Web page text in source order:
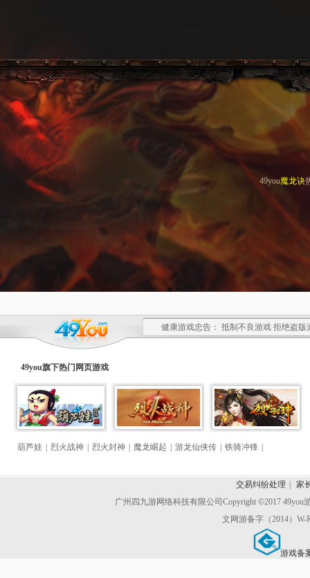
49you魔龙诀
健康游戏忠告： 抵制不良游戏 拒绝盗
49you旗下热门 网页游戏
葫芦娃 烈火战神 烈火封神 魔龙崛起 游龙仙侠传 铁骑冲锋
交易纠纷处理
家
广州四九游网络科技有限公司Copyright ©2017 49you
文网游备字（2014）W-
游戏备